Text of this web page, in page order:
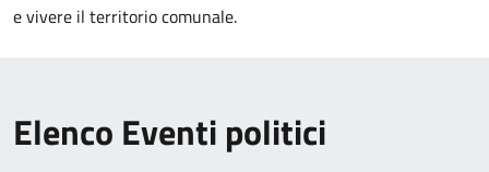
e vivere il territorio comunale.
Elenco Eventi politici